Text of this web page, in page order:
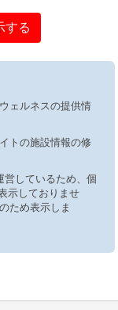
する
ェルネスの提供情
トの施設情報の修
営しているため、個
示しておりませ
ため表示しま